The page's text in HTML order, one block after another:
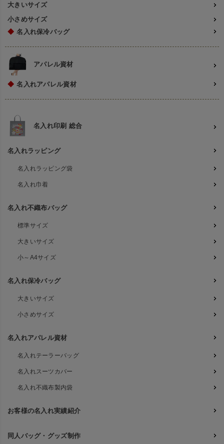
大きいサイズ
小さめサイズ
◆ 名入れ保冷バッグ
アパレル資材
◆ 名入れアパレル資材
名入れ印刷 総合
名入れラッピング
名入れラッピング袋
名入れ巾着
名入れ不織布バッグ
標準サイズ
大きいサイズ
小～A4サイズ
名入れ保冷バッグ
大きいサイズ
小さめサイズ
名入れアパレル資材
名入れテーラーバッグ
名入れスーツカバー
名入れ不織布製内袋
お客様の名入れ実績紹介
同人バッグ・グッズ制作